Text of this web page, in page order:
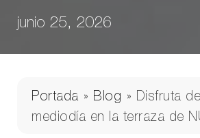
junio 25, 2026
Portada » Blog » Disfruta
mediodía en la terraza de